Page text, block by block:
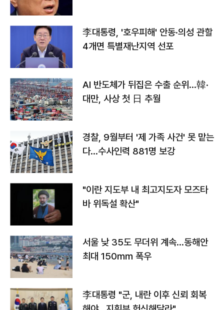
李대통령, '호우피해' 안동·의성 관할
4개면 특별재난지역 선포
AI 반도체가 뒤집은 수출 순위…韓·
대만, 사상 첫 日 추월
경찰, 9월부터 '제 가족 사건' 못 맡는
다…수사인력 881명 보강
"이란 지도부 내 최고지도자 모즈타
바 위독설 확산"
서울 낮 35도 무더위 계속…동해안
최대 150㎜ 폭우
李대통령 "군, 내란 이후 신뢰 회복